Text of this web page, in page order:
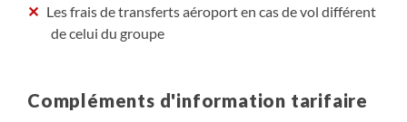
Les frais de transferts aéroport en cas de vol différent
de celui du groupe
Compléments d'information tarifaire